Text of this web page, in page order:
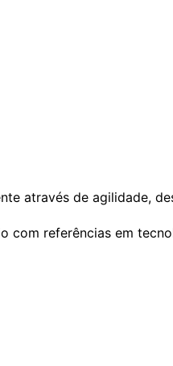
através de agilidade,
com referências em